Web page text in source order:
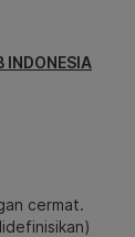
INDONESIA
cermat.